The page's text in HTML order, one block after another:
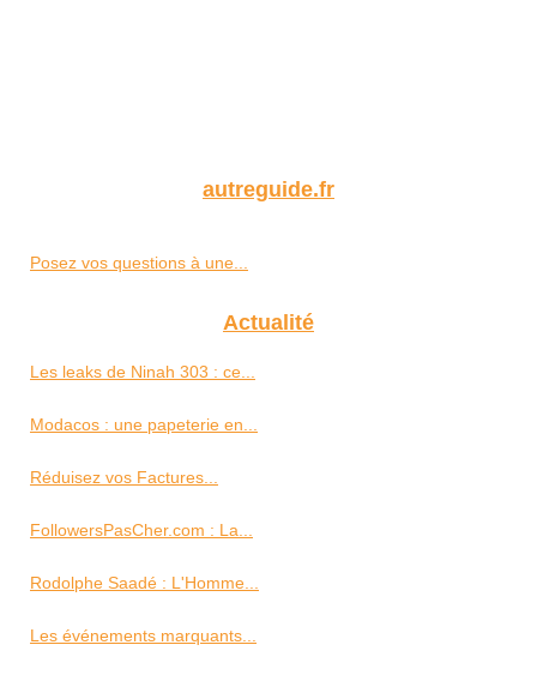
autreguide.fr
Posez vos questions à une...
Actualité
Les leaks de Ninah 303 : ce...
Modacos : une papeterie en...
Réduisez vos Factures...
FollowersPasCher.com : La...
Rodolphe Saadé : L'Homme...
Les événements marquants...